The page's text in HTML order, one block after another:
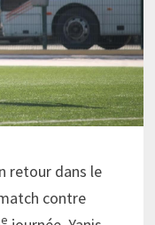
retour dans le
contre
e